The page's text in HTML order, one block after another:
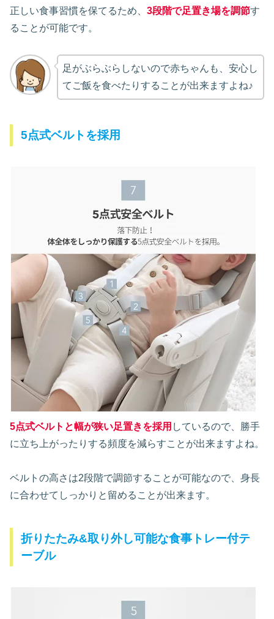
正しい食事習慣を保てるため、 3段階で足置き場を調節す
ることが可能です。
足がぶらぶらしないので赤ちゃんも、安心し
てご飯を食べたりすることが出来ますよね♪
5点式ベルトを採用
5点式ベルトと幅が狭い足置きを採用 しているので、勝手
に立ち上がったりする頻度を減らすことが出来ますよね。
ベルトの高さは2段階で調節することが可能なので、身長
に合わせてしっかりと留めることが出来ます。
折りたたみ&取り外し可能な食事トレー付テ
ーブル